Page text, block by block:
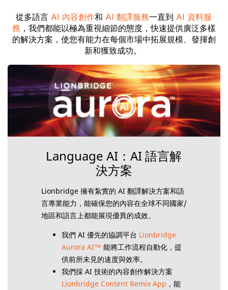
從多語言 AI 內容創作和 AI 翻譯服務一直到 AI 資料服
務 ，我們都能以極為重視細節的態度，快速提供廣泛多樣
的解決方案，使您有能力在每個市場中拓展規模、發揮創
新和獲致成功。
Language AI：AI 語言解
決方案
Lionbridge 擁有紮實的 AI 翻譯解決方案和語
言專業能力，能確保您的內容在全球不同國家/
地區和語言上都能展現優異的成效。
我們 AI 優先的協調平台 Lionbridge
Aurora AI™ 能將工作流程自動化，提
供前所未見的速度與效率。
我們採 AI 技術的內容創作解決方案
Lionbridge Content Remix App ，能